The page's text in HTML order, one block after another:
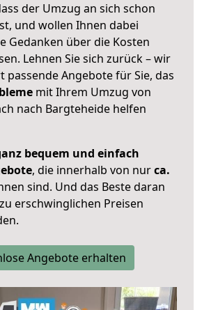
der Umzug an sich schon
und wollen Ihnen dabei
Gedanken über die Kosten
Lehnen Sie sich zurück – wir
passende Angebote für Sie, das
mit Ihrem Umzug von
nach Bargteheide helfen
bequem und einfach
, die innerhalb von nurca.
sind. Und das Beste daran
erschwinglichen Preisen
Angebote erhalten